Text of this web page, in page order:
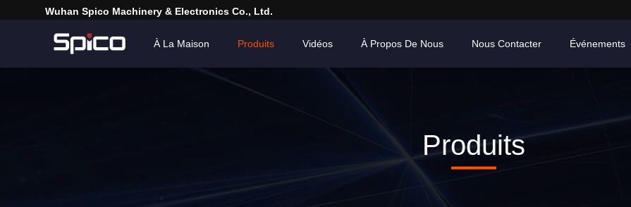
Wuhan Spico Machinery & Electronics Co., Ltd.
À La Maison Produits Vidéos À Propos De Nous Nous Contacter Événements
Produits